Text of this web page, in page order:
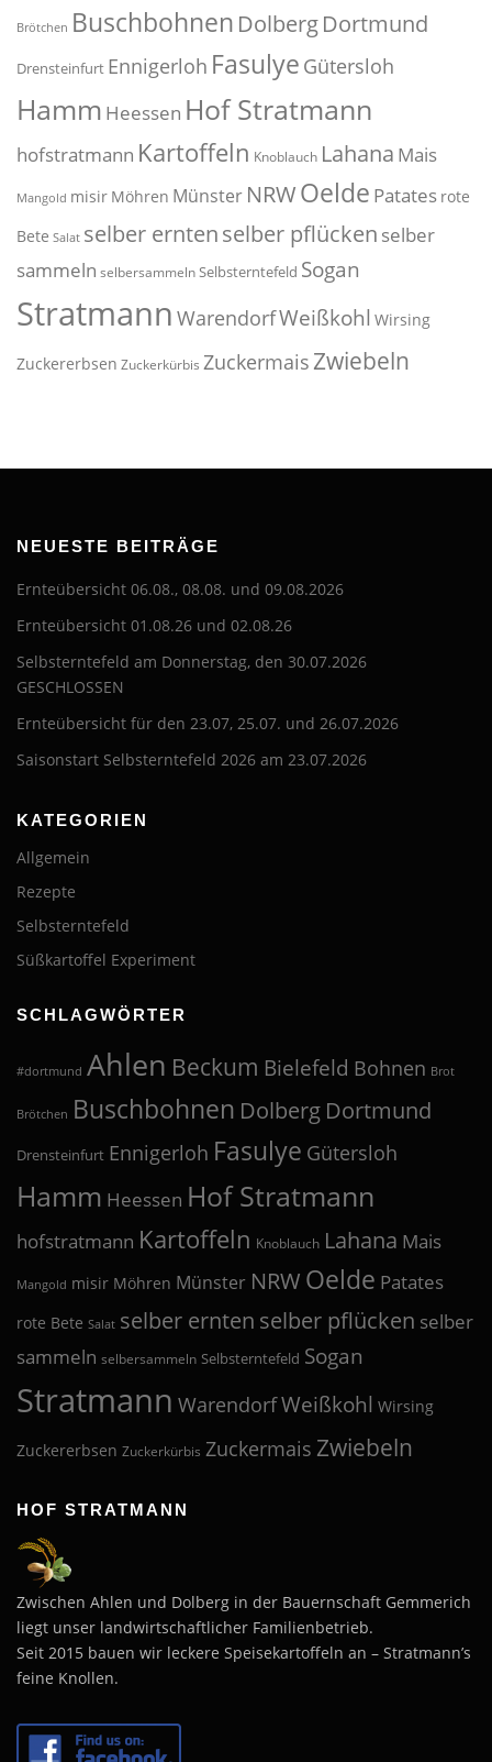
Brötchen Buschbohnen DolbergDortmund
Drensteinfurt Ennigerloh Fasulye Gütersloh
Hamm Heessen Hof Stratmann
hofstratmann Kartoffeln Knoblauch Lahana Mais
Mangold misir Möhren Münster NRWOelde Patates rote
Bete Salat selber erntenselber pflücken selber
sammeln selbersammelnSelbsterntefeld Sogan
Stratmann WarendorfWeißkohl Wirsing
Zuckererbsen Zuckerkürbis Zuckermais Zwiebeln
NEUESTE BEITRÄGE
Ernteübersicht 06.08., 08.08. und 09.08.2026
Ernteübersicht 01.08.26 und 02.08.26
Selbsterntefeld am Donnerstag, den 30.07.2026
GESCHLOSSEN
Ernteübersicht für den 23.07, 25.07. und 26.07.2026
Saisonstart Selbsterntefeld 2026 am 23.07.2026
KATEGORIEN
Allgemein
Rezepte
Selbsterntefeld
Süßkartoffel Experiment
SCHLAGWÖRTER
#dortmund Ahlen Beckum Bielefeld Bohnen Brot
Brötchen Buschbohnen Dolberg Dortmund
Drensteinfurt Ennigerloh Fasulye Gütersloh
Hamm Heessen Hof Stratmann
hofstratmann Kartoffeln Knoblauch Lahana Mais
Mangold misir Möhren Münster NRW Oelde Patates
rote Bete Salat selber ernten selber pflücken selber
sammeln selbersammeln Selbsterntefeld Sogan
Stratmann WarendorfWeißkohl Wirsing
Zuckererbsen Zuckerkürbis Zuckermais Zwiebeln
HOF STRATMANN
Zwischen Ahlen und Dolberg in der Bauernschaft Gemmerich
liegt unser landwirtschaftlicher Familienbetrieb.
Seit 2015 bauen wir leckere Speisekartoffeln an – Stratmann’s
feine Knollen.